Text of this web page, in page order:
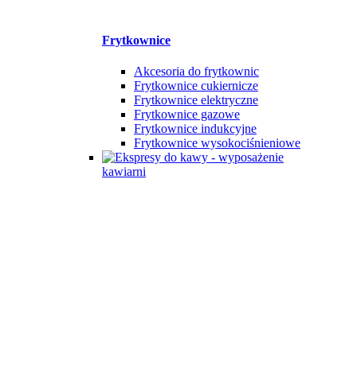
Frytkownice
Akcesoria do frytkownic
Frytkownice cukiernicze
Frytkownice elektryczne
Frytkownice gazowe
Frytkownice indukcyjne
Frytkownice wysokociśnieniowe